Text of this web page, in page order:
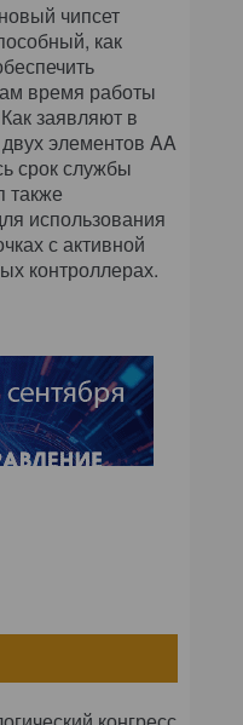
ТЕКУЩИЙ НОМЕР
чипсет
как
время работы
заявляют в
элементов AA
срок службы
также
использования
с активной
контроллерах.